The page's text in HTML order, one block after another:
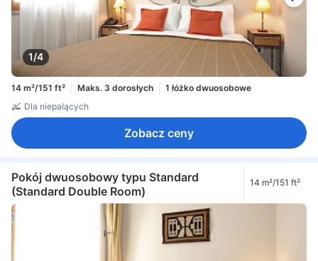
1/4
14 m²/151 ft² Maks. 3 dorosłych
1 łóżko dwuosobowe
Dla niepalących
Zobacz ceny
Pokój dwuosobowy typu Standard
(Standard Double Room)
14 m²/151 ft²